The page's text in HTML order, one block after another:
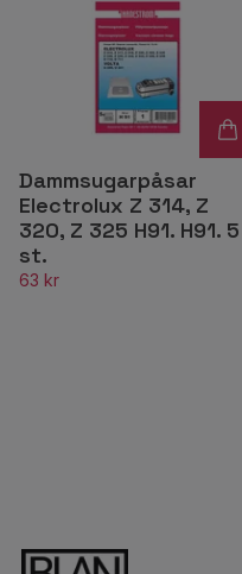
Dammsugarpåsar
Electrolux Z 314, Z
320, Z 325 H91. H91. 5
st.
63 kr